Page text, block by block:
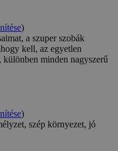
)
a szuper szobák
kell, az egyetlen
minden nagyszerű
)
szép környezet, jó